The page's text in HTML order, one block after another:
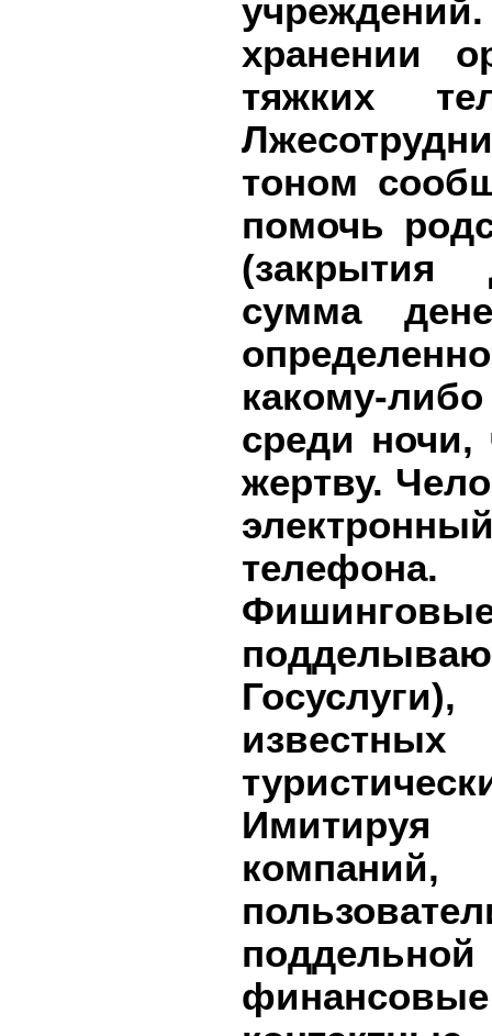
хранении
тяжких
тоном
помочь
(закрытия
сумма
какому-
среди
жертву.
телефона.
Имитируя